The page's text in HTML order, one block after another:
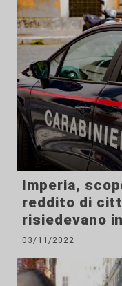
Imperia,
reddito di
risiedevano
03/11/2022